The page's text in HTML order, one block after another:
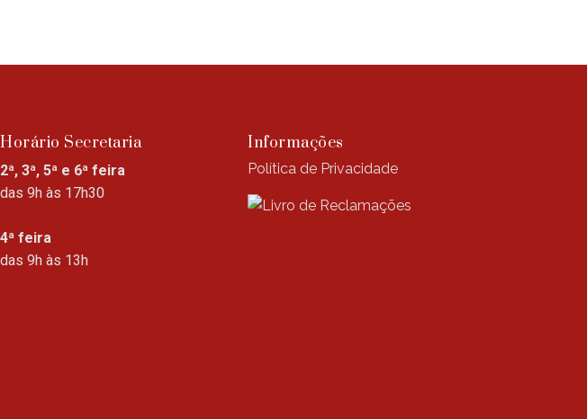
Horário Secretaria
2ª, 3ª, 5ª e 6ª feira
das 9h às 17h30
4ª feira
das 9h às 13h
Informações
Política de Privacidade